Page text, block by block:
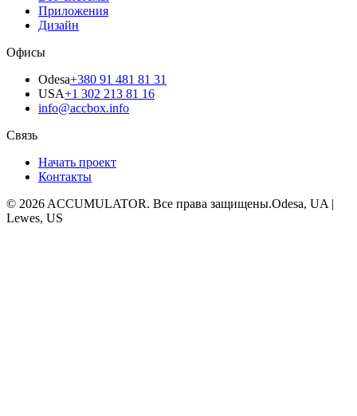
Приложения
Дизайн
Офисы
Odesa+380 91 481 81 31
USA+1 302 213 81 16
info@accbox.info
Связь
Начать проект
Контакты
© 2026 ACCUMULATOR. Все права защищены.Odesa, UA |
Lewes, US